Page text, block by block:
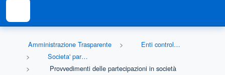
Amministrazione Trasparente
Enti controllati
Societa' partecipate
Provvedimenti delle partecipazioni in società